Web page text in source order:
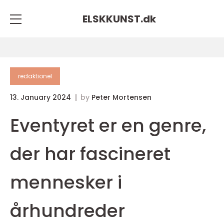
ELSKKUNST.dk
redaktionel
13. January 2024 by Peter Mortensen
Eventyret er en genre,
der har fascineret
mennesker i
århundreder